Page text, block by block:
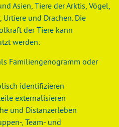
Asien, Tiere der Arktis, Vögel,
Urtiere und Drachen. Die
der Tiere kann
werden:
Familiengenogramm oder
identifizieren
externalisieren
und Distanzerleben
, Team- und